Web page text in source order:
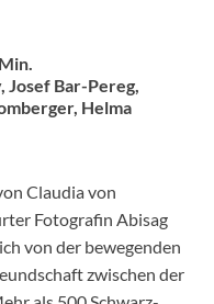
Josef Bar-Pereg,
Helma
Claudia von
Fotografin Abisag
von der bewegenden
zwischen der